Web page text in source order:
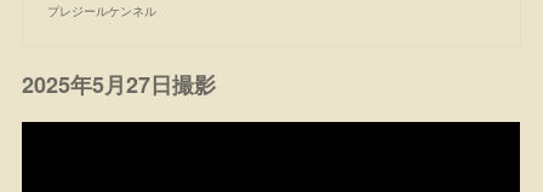
プレジールケンネル
2025年5月27日撮影